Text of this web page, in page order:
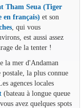
Tham Seua (Tiger
en français) et son
, qui vous
est aussi assez
de la tenter !
la mer d'Andaman
la plus connue
agences locales
(bateau à longue queue
avez quelques spots